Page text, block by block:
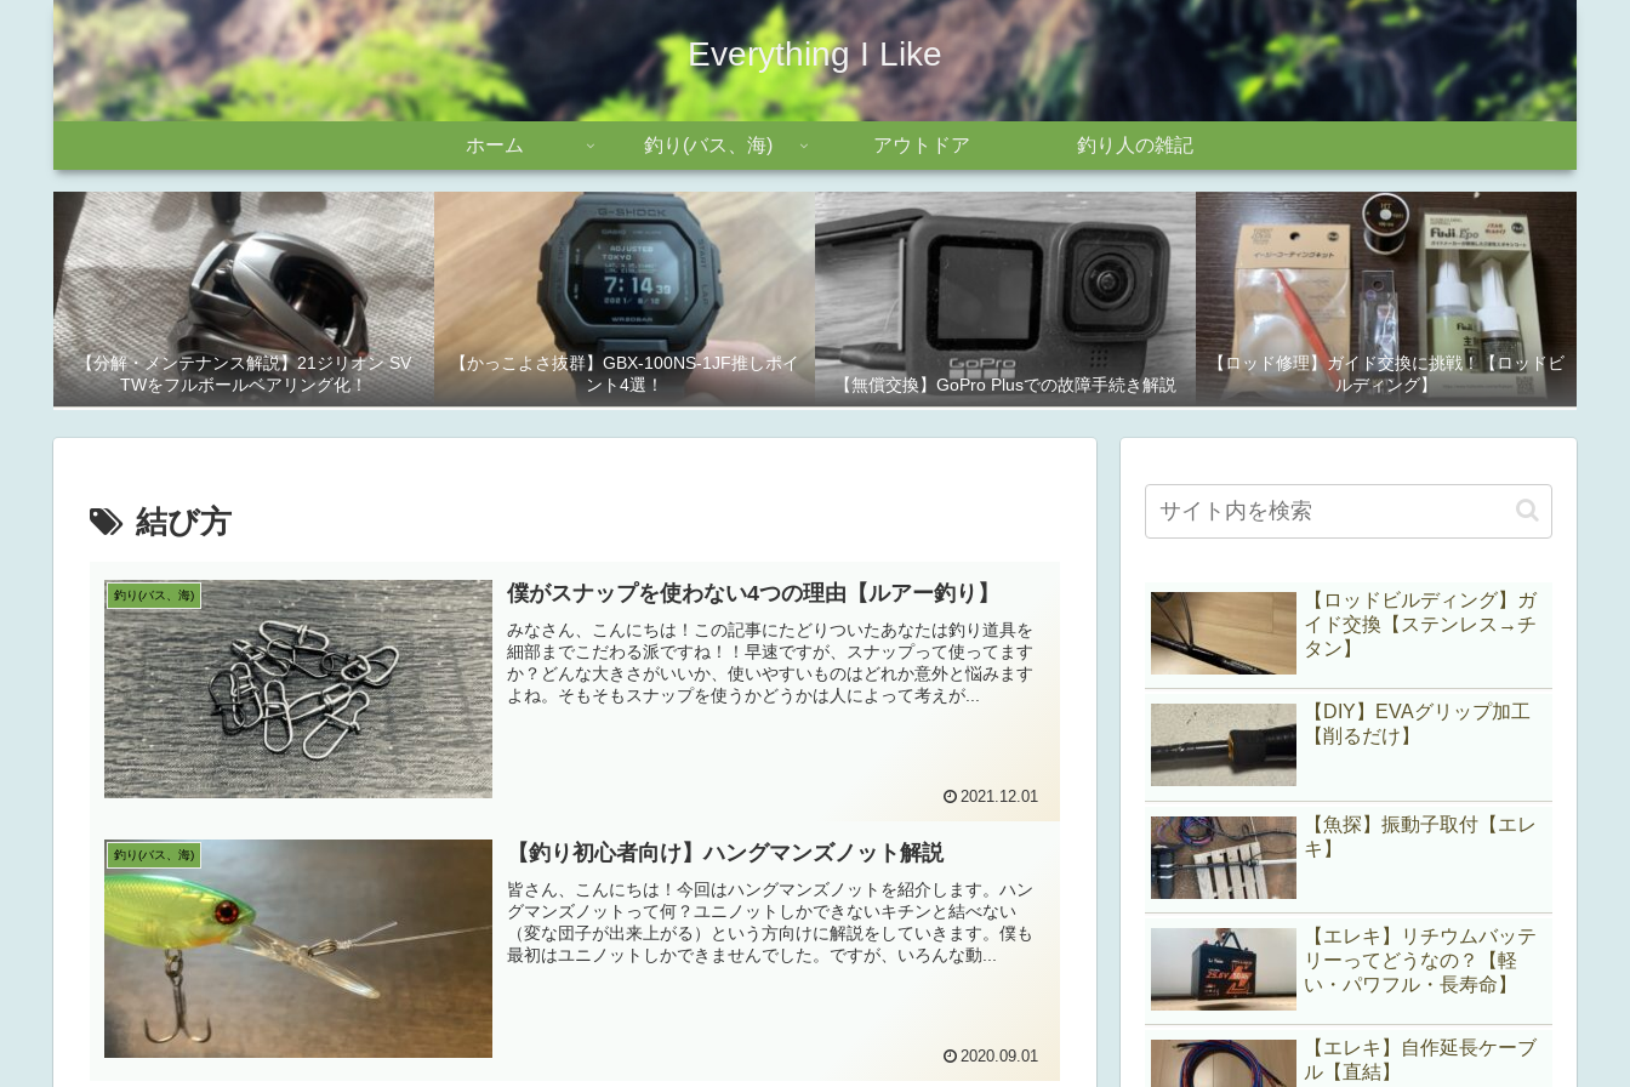
Everything I Like
ホーム 釣り(バス、海) アウトドア 釣り人の雑記
【分解・メンテナンス解説】21ジリオン SV
TWをフルボールベアリング化！
【かっこよさ抜群】GBX-100NS-1JF推しポイ
ント4選！
【無償交換】GoPro Plusでの故障手続き解説
【ロッド修理】ガイド交換に挑戦！【ロッドビ
ルディング】
結び方
釣り(バス、海) 僕がスナップを使わない4つの理由【ルアー釣り】
みなさん、こんにちは！この記事にたどりついたあなたは釣り道具を
細部までこだわる派ですね！！早速ですが、スナップって使ってます
か？どんな大きさがいいか、使いやすいものはどれか意外と悩みます
よね。そもそもスナップを使うかどうかは人によって考えが...
2021.12.01
釣り(バス、海) 【釣り初心者向け】ハングマンズノット解説
皆さん、こんにちは！今回はハングマンズノットを紹介します。ハン
グマンズノットって何？ユニノットしかできないキチンと結べない
（変な団子が出来上がる）という方向けに解説をしていきます。僕も
最初はユニノットしかできませんでした。ですが、いろんな動...
2020.09.01
【ロッドビルディング】ガ
イド交換【ステンレス→チ
タン】
【DIY】EVAグリップ加工
【削るだけ】
【魚探】振動子取付【エレ
キ】
【エレキ】リチウムバッテ
リーってどうなの？【軽
い・パワフル・長寿命】
【エレキ】自作延長ケーブ
ル【直結】